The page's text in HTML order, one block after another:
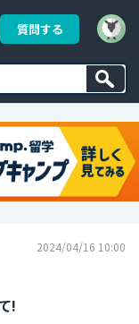
質問する
2024/04/16 10:00
!